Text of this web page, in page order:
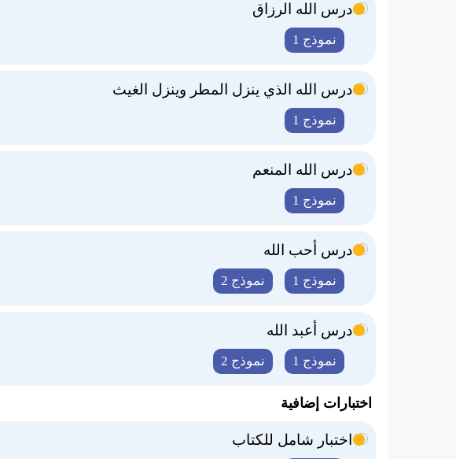
درس الله الرزاق
نموذج 1
درس الله الذي ينزل المطر وينزل الغيث
نموذج 1
درس الله المنعم
نموذج 1
درس أحب الله
نموذج 1 نموذج 2
درس أعبد الله
نموذج 1 نموذج 2
اختبارات إضافية
اختبار شامل للكتاب